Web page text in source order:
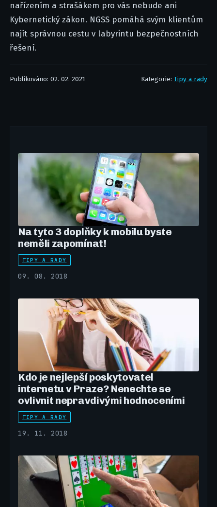
nařízením a strašákem pro vás nebude ani
Kybernetický zákon. NGSS pomáhá svým klientům
najít správnou cestu v labyrintu bezpečnostních
řešení.
Publikováno: 02. 02. 2021 Kategorie: Tipy a rady
Na tyto 3 doplňky k mobilu byste
neměli zapomínat!
TIPY A RADY
09. 08. 2018
Kdo je nejlepší poskytovatel
internetu v Praze? Nenechte se
ovlivnit nepravdivými hodnoceními
TIPY A RADY
19. 11. 2018